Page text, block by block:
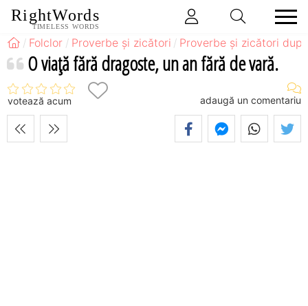
RightWords
TIMELESS WORDS
Folclor Proverbe și zicători Proverbe și zicători
O viaţă fără dragoste, un an fără de vară.
votează acum adaugă un comentariu